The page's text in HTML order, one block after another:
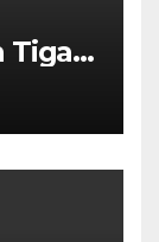
Tiga